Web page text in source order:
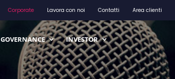
Corporate Lavora con noi Contatti Area clienti
GOVERNANCE INVESTOR